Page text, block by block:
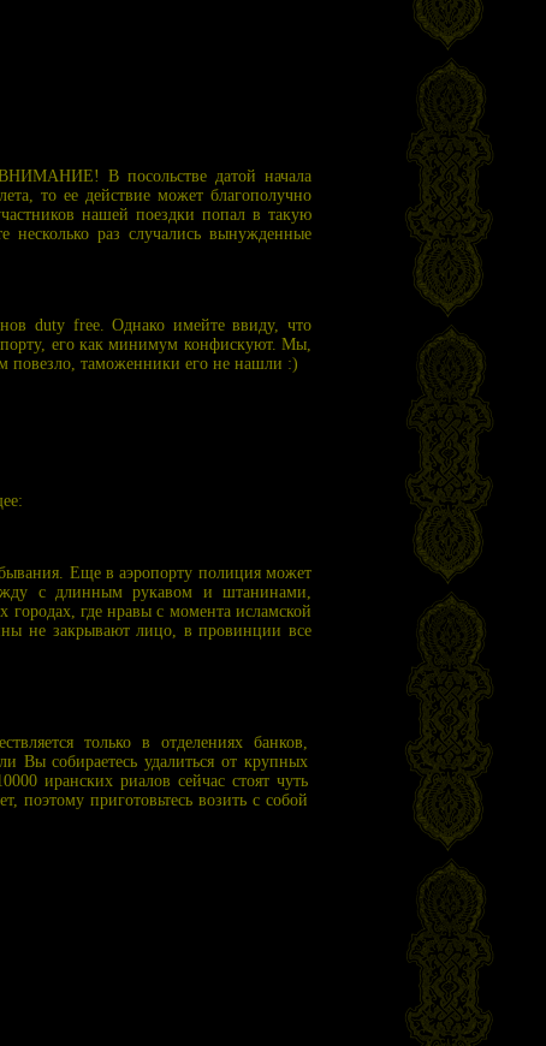
В посольстве датой начала
то ее действие может благополучно
нашей поездки попал в такую
несколько раз случались вынужденные
duty free. Однако имейте ввиду, что
его как минимум конфискуют. Мы,
повезло, таможенники его не нашли :)
Еще в аэропорту полиция может
с длинным рукавом и штанинами,
где нравы с момента исламской
не закрывают лицо, в провинции все
только в отделениях банков,
Вы собираетесь удалиться от крупных
иранских риалов сейчас стоят чуть
поэтому приготовьтесь возить с собой